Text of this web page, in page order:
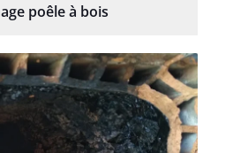
poêle à bois